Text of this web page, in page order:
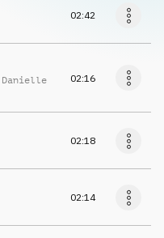
02:42
Danielle
02:16
02:18
02:14